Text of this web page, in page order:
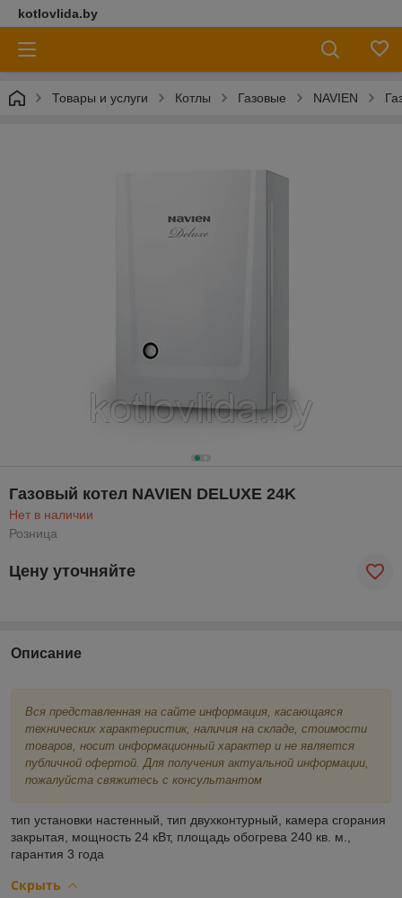
kotlovlida.by
Товары и услуги Котлы Газовые NAVIEN
Газовый котел NAVIEN DELUXE 24K
Нет в наличии
Розница
Цену уточняйте
Описание
Вся представленная на сайте информация, касающаяся
технических характеристик, наличия на складе, стоимости
товаров, носит информационный характер и не является
публичной офертой. Для получения актуальной информации,
пожалуйста свяжитесь с консультантом
тип установки настенный, тип двухконтурный, камера сгорания
закрытая, мощность 24 кВт, площадь обогрева 240 кв. м.,
гарантия 3 года
Скрыть